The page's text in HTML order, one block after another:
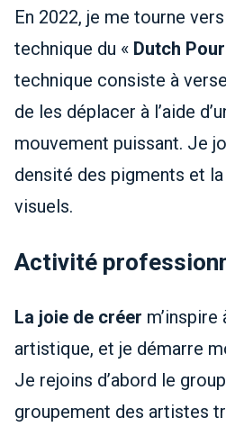
En 2022, je me tourne
technique du « Dutch Pour
technique consiste à
de les déplacer à l’aide
mouvement puissant. Je
densité des pigments et
visuels.
Activité
La joie de créer
artistique, et je démarre
Je rejoins d’abord le
groupement des artistes